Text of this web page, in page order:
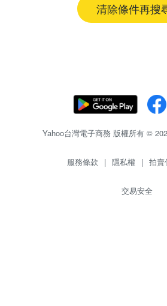
清除條件再搜
Yahoo台灣電子商務 版權所有 ©
服務條款 | 隱私權 | 拍賣
交易安全